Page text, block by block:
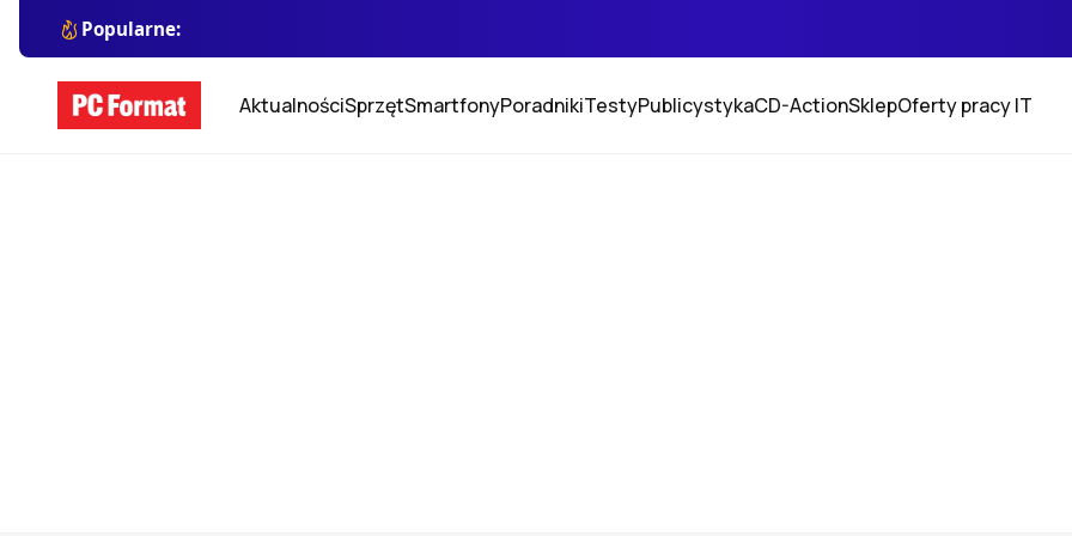
Popularne:
AktualnościSprzętSmartfonyPoradnikiTestyPublicystykaCD-ActionSklepOferty pracy IT